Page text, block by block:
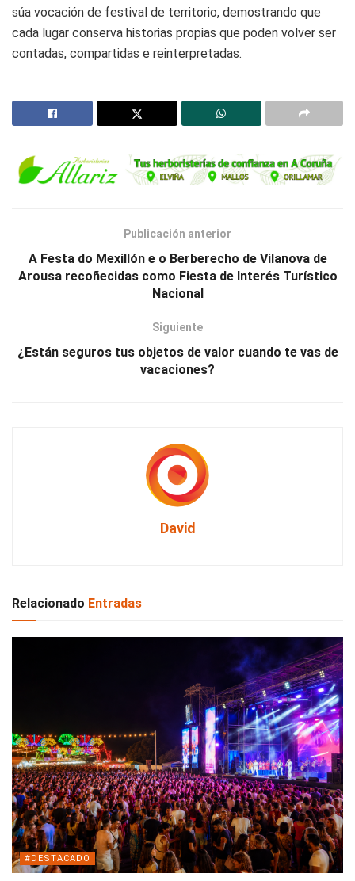
súa vocación de festival de territorio, demostrando que
cada lugar conserva historias propias que poden volver ser
contadas, compartidas e reinterpretadas.
Publicación anterior
A Festa do Mexillón e o Berberecho de Vilanova de
Arousa recoñecidas como Fiesta de Interés Turístico
Nacional
Siguiente
¿Están seguros tus objetos de valor cuando te vas de
vacaciones?
David
Relacionado Entradas
#DESTACADO